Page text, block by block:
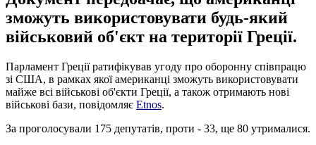
зможуть використовувати будь-який
військовий об'єкт на території Греції.
Парламент Греції ратифікував угоду про оборонну співпрацю
зі США, в рамках якої американці зможуть використовувати
майже всі військові об'єкти Греції, а також отримають нові
військові бази, повідомляє Etnos.
За проголосували 175 депутатів, проти - 33, ще 80 утрималися.